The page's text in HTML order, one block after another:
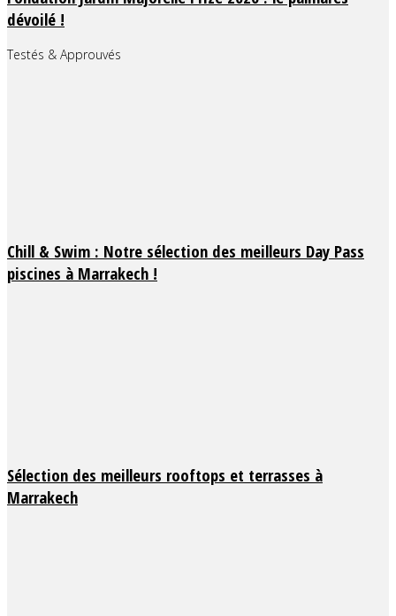
dévoilé !
Testés & Approuvés
Chill & Swim : Notre sélection des meilleurs Day Pass
piscines à Marrakech !
Sélection des meilleurs rooftops et terrasses à
Marrakech